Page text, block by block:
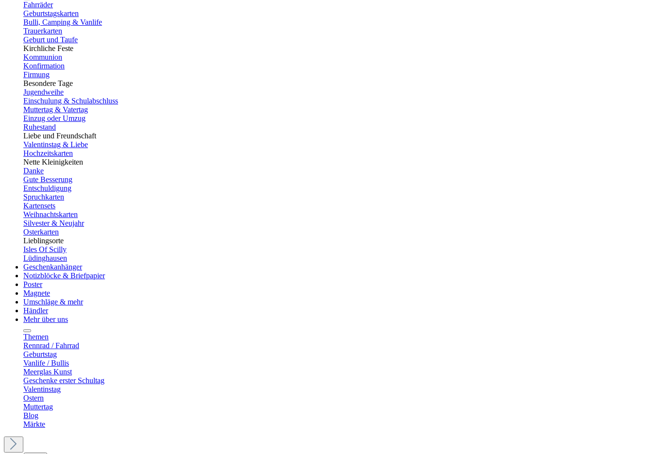
Fahrräder
Geburtstagskarten
Bulli, Camping & Vanlife
Trauerkarten
Geburt und Taufe
Kirchliche Feste
Kommunion
Konfirmation
Firmung
Besondere Tage
Jugendweihe
Einschulung & Schulabschluss
Muttertag & Vatertag
Einzug oder Umzug
Ruhestand
Liebe und Freundschaft
Valentinstag & Liebe
Hochzeitskarten
Nette Kleinigkeiten
Danke
Gute Besserung
Entschuldigung
Spruchkarten
Kartensets
Weihnachtskarten
Silvester & Neujahr
Osterkarten
Lieblingsorte
Isles Of Scilly
Lüdinghausen
Geschenkanhänger
Notizblöcke & Briefpapier
Poster
Magnete
Umschläge & mehr
Händler
Mehr über uns
Themen
Rennrad / Fahrrad
Geburtstag
Vanlife / Bullis
Meerglas Kunst
Geschenke erster Schultag
Valentinstag
Ostern
Muttertag
Blog
Märkte